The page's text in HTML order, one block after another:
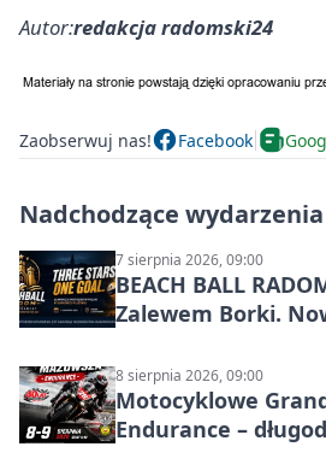
Autor:redakcja radomski24
Zaobserwuj nas! Facebook
Nadchodzące wydarzenia
7 sierpnia 2026, 09:00
BEACH BALL
Zalewem Borki.
8 sierpnia 2026, 09:00
Motocyklowe
Endurance –